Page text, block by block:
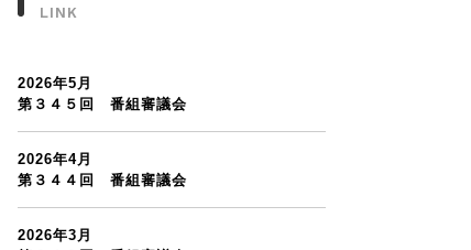
LINK
2026年5月
第３４５回 番組審議会
2026年4月
第３４４回 番組審議会
2026年3月